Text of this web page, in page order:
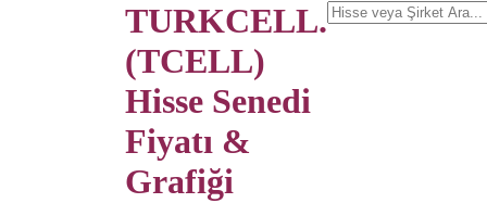
TURKCELL.
(TCELL)
Hisse Senedi
Fiyatı &
Grafiği